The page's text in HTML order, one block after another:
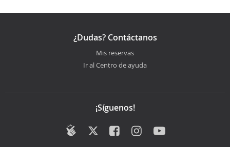
¿Dudas? Contáctanos
Mis reservas
Ir al Centro de ayuda
¡Síguenos!